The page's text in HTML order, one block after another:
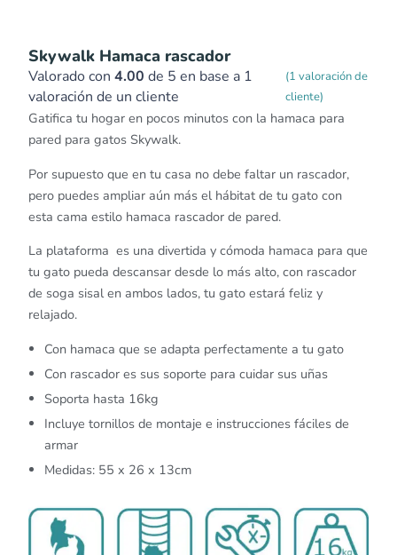
Skywalk Hamaca rascador
Valorado con 4.00 de 5 en base a 1
valoración de un cliente
(1 valoración de
cliente)
Gatifica tu hogar en pocos minutos con la hamaca para
pared para gatos Skywalk.
Por supuesto que en tu casa no debe faltar un rascador,
pero puedes ampliar aún más el hábitat de tu gato con
esta cama estilo hamaca rascador de pared.
La plataforma es una divertida y cómoda hamaca para que
tu gato pueda descansar desde lo más alto, con rascador
de soga sisal en ambos lados, tu gato estará feliz y
relajado.
Con hamaca que se adapta perfectamente a tu gato
Con rascador es sus soporte para cuidar sus uñas
Soporta hasta 16kg
Incluye tornillos de montaje e instrucciones fáciles de
armar
Medidas: 55 x 26 x 13cm